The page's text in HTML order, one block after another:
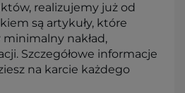
realizujemy już od
są artykuły, które
nakład,
Szczegółowe informacje
na karcie każdego